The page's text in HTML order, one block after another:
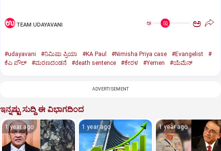
TEAM UDAYAVANI ಅ ಅ
#udayavani #ನಿಮಿಷಾ ಪ್ರಿಯಾ #KA Paul #Nimisha Priya case #Evangelist
#
ಕೆಎ ಪೌಲ್
#ಮರಣದಂಡನೆ #death sentence #ಕೇರಳ #Yemen #ಯೆಮೆನ್‌
ADVERTISEMENT
ಇನ್ನಷ್ಟು ಸುದ್ದಿ ಈ ವಿಭಾಗದಿಂದ
1 year ago 1 year ago 1 year ago